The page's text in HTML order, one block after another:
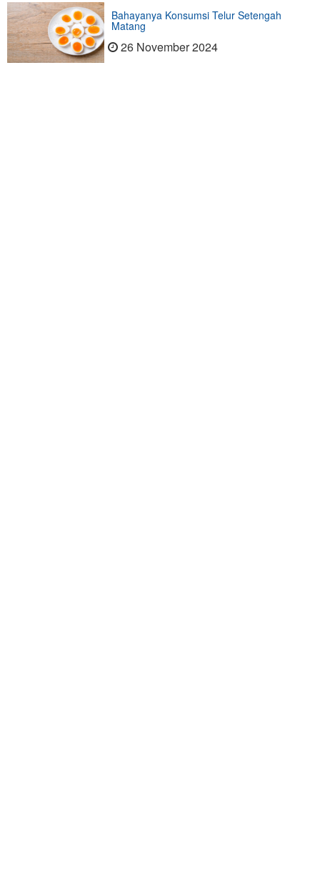
Bahayanya Konsumsi Telur Setengah
Matang
26 November 2024